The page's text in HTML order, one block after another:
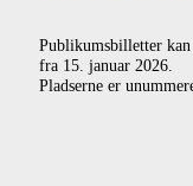
Publikumsbilletter kan
fra 15. januar 2026.
Pladserne er